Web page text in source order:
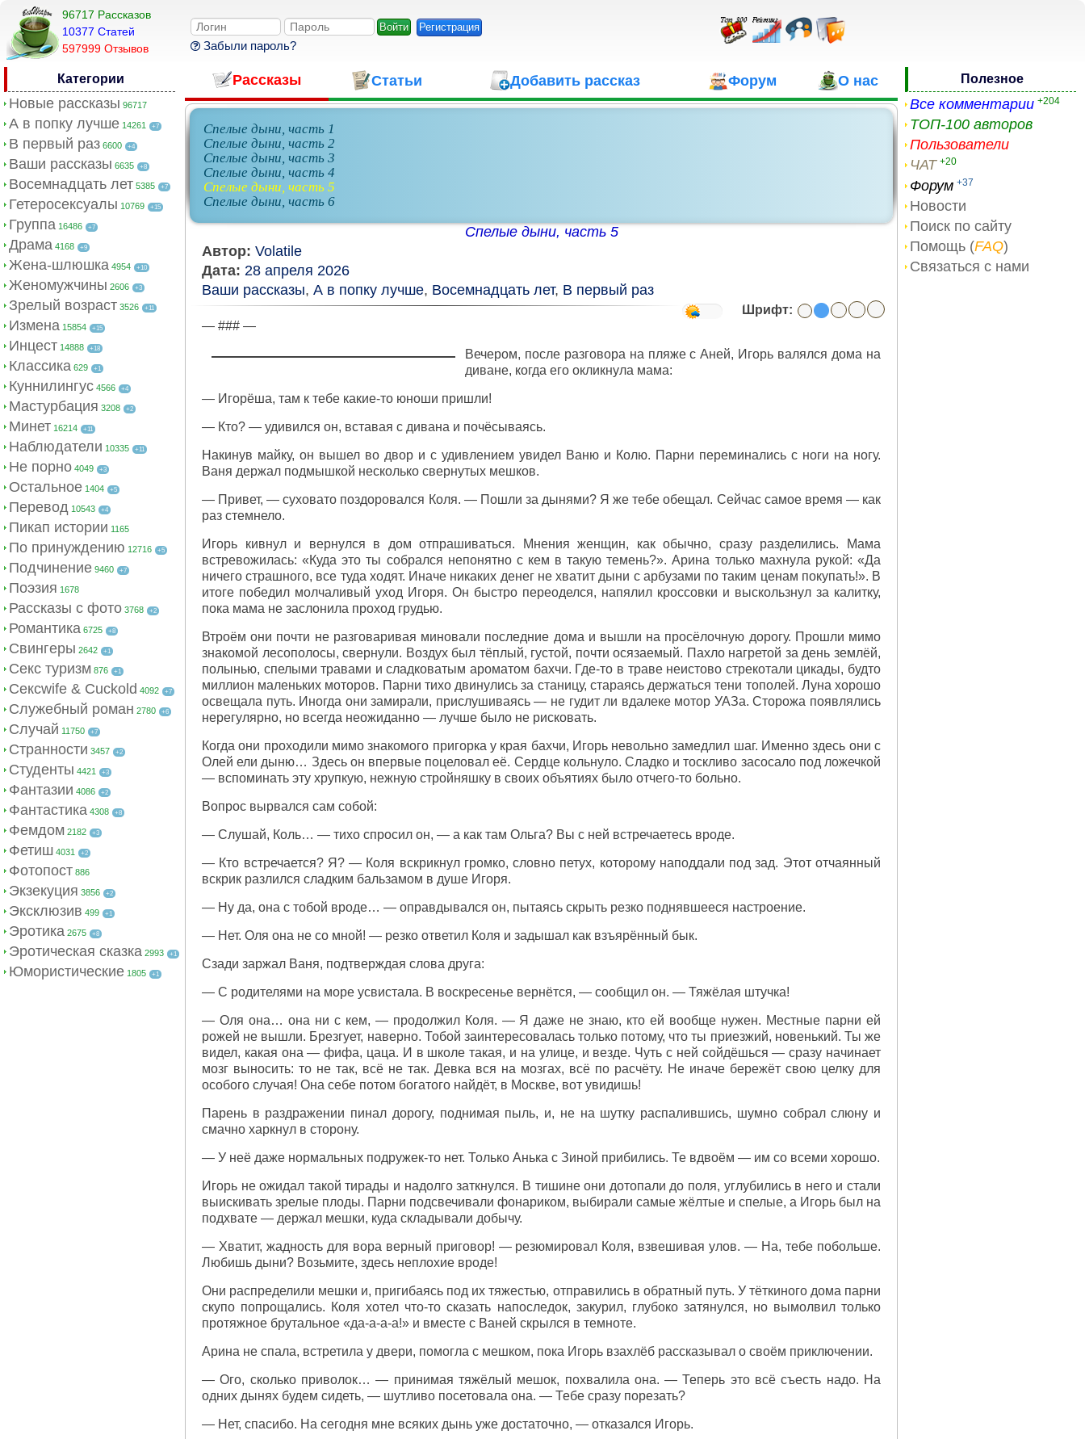
96717 Рассказов
10377 Cтатей
597999 Отзывов
Регистрация
Забыли пароль?
Категории
Новые рассказы 96717
А в попку лучше 14261 +7
В первый раз 6600 +4
Ваши рассказы 6635 +8
Восемнадцать лет 5385 +7
Гетеросексуалы 10769 +15
Группа 16486 +7
Драма 4168 +9
Жена-шлюшка 4954 +10
Женомужчины 2606 +3
Зрелый возраст 3526 +11
Измена 15854 +15
Инцест 14888 +18
Классика 629 +1
Куннилингус 4566 +4
Мастурбация 3208 +2
Минет 16214 +11
Наблюдатели 10335 +11
Не порно 4049 +3
Остальное 1404 +5
Перевод 10543 +4
Пикап истории 1165
По принуждению 12716 +5
Подчинение 9460 +7
Поэзия 1678
Рассказы с фото 3768 +2
Романтика 6725 +8
Свингеры 2642 +1
Секс туризм 876 +1
Сексwife & Cuckold 4092 +7
Служебный роман 2780 +6
Случай 11750 +7
Странности 3457 +2
Студенты 4421 +3
Фантазии 4086 +2
Фантастика 4308 +8
Фемдом 2182 +3
Фетиш 4031 +2
Фотопост 886
Экзекуция 3856 +2
Эксклюзив 499 +1
Эротика 2675 +8
Эротическая сказка 2993 +1
Юмористические 1805 +1
Рассказы Статьи Добавить рассказ Форум О нас
Спелые дыни, часть 1
Спелые дыни, часть 2
Спелые дыни, часть 3
Спелые дыни, часть 4
Спелые дыни, часть 5
Спелые дыни, часть 6
Спелые дыни, часть 5
Автор: Volatile
Дата: 28 апреля 2026
Ваши рассказы, А в попку лучше, Восемнадцать лет, В первый раз
Шрифт:
— ### —
Вечером, после разговора на пляже с Аней, Игорь валялся дома на
диване, когда его окликнула мама:
— Игорёша, там к тебе какие-то юноши пришли!
— Кто? — удивился он, вставая с дивана и почёсываясь.
Накинув майку, он вышел во двор и с удивлением увидел Ваню и Колю. Парни переминались с ноги на ногу.
Ваня держал подмышкой несколько свернутых мешков.
— Привет, — суховато поздоровался Коля. — Пошли за дынями? Я же тебе обещал. Сейчас самое время — как
раз стемнело.
Игорь кивнул и вернулся в дом отпрашиваться. Мнения женщин, как обычно, сразу разделились. Мама
встревожилась: «Куда это ты собрался непонятно с кем в такую темень?». Арина только махнула рукой: «Да
ничего страшного, все туда ходят. Иначе никаких денег не хватит дыни с арбузами по таким ценам покупать!». В
итоге победил молчаливый уход Игоря. Он быстро переоделся, напялил кроссовки и выскользнул за калитку,
пока мама не заслонила проход грудью.
Втроём они почти не разговаривая миновали последние дома и вышли на просёлочную дорогу. Прошли мимо
знакомой лесополосы, свернули. Воздух был тёплый, густой, почти осязаемый. Пахло нагретой за день землёй,
полынью, спелыми травами и сладковатым ароматом бахчи. Где-то в траве неистово стрекотали цикады, будто
миллион маленьких моторов. Парни тихо двинулись за станицу, стараясь держаться тени тополей. Луна хорошо
освещала путь. Иногда они замирали, прислушиваясь — не гудит ли вдалеке мотор УАЗа. Сторожа появлялись
нерегулярно, но всегда неожиданно — лучше было не рисковать.
Когда они проходили мимо знакомого пригорка у края бахчи, Игорь невольно замедлил шаг. Именно здесь они с
Олей ели дыню… Здесь он впервые поцеловал её. Сердце кольнуло. Сладко и тоскливо засосало под ложечкой
— вспоминать эту хрупкую, нежную стройняшку в своих объятиях было отчего-то больно.
Вопрос вырвался сам собой:
— Слушай, Коль… — тихо спросил он, — а как там Ольга? Вы с ней встречаетесь вроде.
— Кто встречается? Я? — Коля вскрикнул громко, словно петух, которому наподдали под зад. Этот отчаянный
вскрик разлился сладким бальзамом в душе Игоря.
— Ну да, она с тобой вроде… — оправдывался он, пытаясь скрыть резко поднявшееся настроение.
— Нет. Оля она не со мной! — резко ответил Коля и задышал как взъярённый бык.
Сзади заржал Ваня, подтверждая слова друга:
— С родителями на море усвистала. В воскресенье вернётся, — сообщил он. — Тяжёлая штучка!
— Оля она… она ни с кем, — продолжил Коля. — Я даже не знаю, кто ей вообще нужен. Местные парни ей
рожей не вышли. Брезгует, наверно. Тобой заинтересовалась только потому, что ты приезжий, новенький. Ты же
видел, какая она — фифа, цаца. И в школе такая, и на улице, и везде. Чуть с ней сойдёшься — сразу начинает
мозг выносить: то не так, всё не так. Девка вся на мозгах, всё по расчёту. Не иначе бережёт свою целку для
особого случая! Она себе потом богатого найдёт, в Москве, вот увидишь!
Парень в раздражении пинал дорогу, поднимая пыль, и, не на шутку распалившись, шумно собрал слюну и
смачно харкнул в сторону.
— У неё даже нормальных подружек-то нет. Только Анька с Зиной прибились. Те вдвоём — им со всеми хорошо.
Игорь не ожидал такой тирады и надолго заткнулся. В тишине они дотопали до поля, углубились в него и стали
выискивать зрелые плоды. Парни подсвечивали фонариком, выбирали самые жёлтые и спелые, а Игорь был на
подхвате — держал мешки, куда складывали добычу.
— Хватит, жадность для вора верный приговор! — резюмировал Коля, взвешивая улов. — На, тебе побольше.
Любишь дыни? Возьмите, здесь неплохие вроде!
Они распределили мешки и, пригибаясь под их тяжестью, отправились в обратный путь. У тёткиного дома парни
скупо попрощались. Коля хотел что-то сказать напоследок, закурил, глубоко затянулся, но вымолвил только
протяжное брутальное «да-а-а-а!» и вместе с Ваней скрылся в темноте.
Арина не спала, встретила у двери, помогла с мешком, пока Игорь взахлёб рассказывал о своём приключении.
— Ого, сколько приволок… — принимая тяжёлый мешок, похвалила она. — Теперь это всё съесть надо. На
одних дынях будем сидеть, — шутливо посетовала она. — Тебе сразу порезать?
— Нет, спасибо. На сегодня мне всяких дынь уже достаточно, — отказался Игорь.
Полезное
Все комментарии +204
ТОП-100 авторов
Пользователи
ЧАТ +20
Форум +37
Новости
Поиск по сайту
Помощь (FAQ)
Связаться с нами